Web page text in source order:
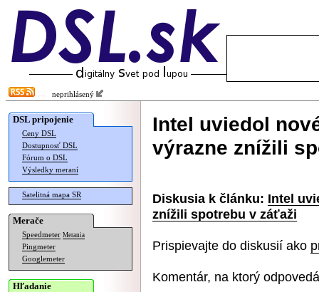
neprihlásený
DSL pripojenie
Ceny DSL
Dostupnosť DSL
Fórum o DSL
Výsledky meraní
Satelitná mapa SR
Merače
Speedmeter Merania
Pingmeter
Googlemeter
Hľadanie
Intel uviedol
výrazne znížili
Diskusia k článku: Intel
znížili spotrebu v záťaži
Prispievajte do diskusií ako
Komentár, na ktorý